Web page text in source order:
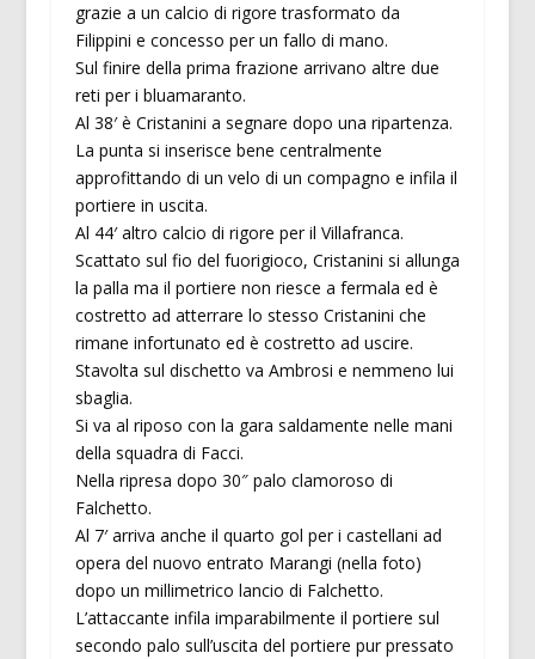
grazie a un calcio di rigore trasformato da
Filippini e concesso per un fallo di mano.
Sul finire della prima frazione arrivano altre due
reti per i bluamaranto.
Al 38′ è Cristanini a segnare dopo una ripartenza.
La punta si inserisce bene centralmente
approfittando di un velo di un compagno e infila il
portiere in uscita.
Al 44′ altro calcio di rigore per il Villafranca.
Scattato sul fio del fuorigioco, Cristanini si allunga
la palla ma il portiere non riesce a fermala ed è
costretto ad atterrare lo stesso Cristanini che
rimane infortunato ed è costretto ad uscire.
Stavolta sul dischetto va Ambrosi e nemmeno lui
sbaglia.
Si va al riposo con la gara saldamente nelle mani
della squadra di Facci.
Nella ripresa dopo 30″ palo clamoroso di
Falchetto.
Al 7′ arriva anche il quarto gol per i castellani ad
opera del nuovo entrato Marangi (nella foto)
dopo un millimetrico lancio di Falchetto.
L’attaccante infila imparabilmente il portiere sul
secondo palo sull’uscita del portiere pur pressato